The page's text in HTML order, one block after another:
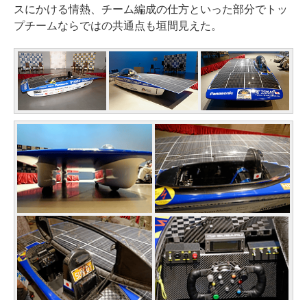
スにかける情熱、チーム編成の仕方といった部分でトッ
プチームならではの共通点も垣間見えた。